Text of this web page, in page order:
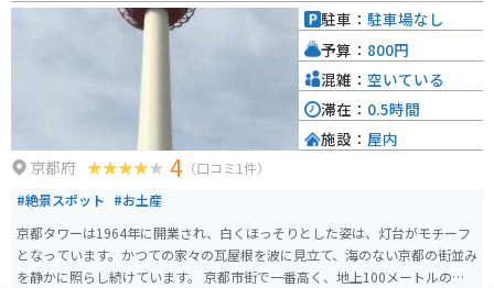
京都府 4 （口コミ1件）
#絶景スポット #お土産
京都タワーは1964年に開業され、白くほっそりとした姿は、灯台がモチーフ
となっています。かつての家々の瓦屋根を波に見立て、海のない京都の街並み
を静かに照らし続けています。 京都市街で一番高く、地上100メートルの展
駐車： 駐車場なし
予算： 800円
混雑： 空いている
滞在： 0.5時間
施設： 屋内